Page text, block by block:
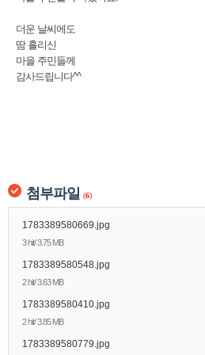
더운 날씨에도
땀 흘리신
마을 주민들께
감사드립니다^^
첨부파일 (6)
1783389580669.jpg
3 hit/ 3.75 MB
1783389580548.jpg
2 hit/ 3.63 MB
1783389580410.jpg
2 hit/ 3.85 MB
1783389580779.jpg